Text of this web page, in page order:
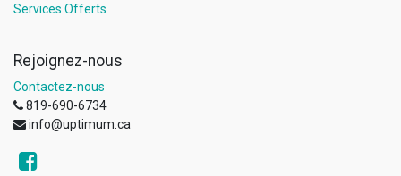
Services Offerts
Rejoignez-nous
Contactez-nous
819-690-6734
info@uptimum.ca